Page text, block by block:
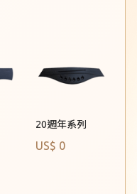
20週年系列
US$ 0